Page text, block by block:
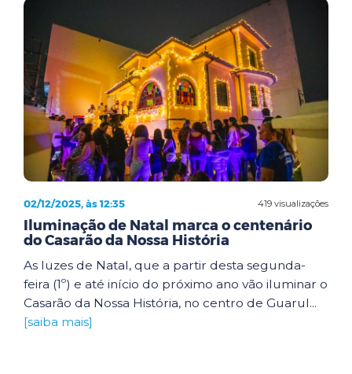
419 visualizações
02/12/2025, às 12:35
Iluminação de Natal marca o centenário
do Casarão da Nossa História
As luzes de Natal, que a partir desta segunda-
feira (1º) e até início do próximo ano vão iluminar o
Casarão da Nossa História, no centro de Guarul...
[saiba mais]